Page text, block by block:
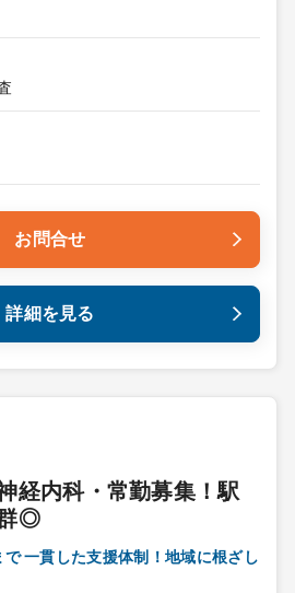
お問合せ
詳細を見る
経内科・常勤募集！駅
◎
一貫した支援体制！地域に根ざし